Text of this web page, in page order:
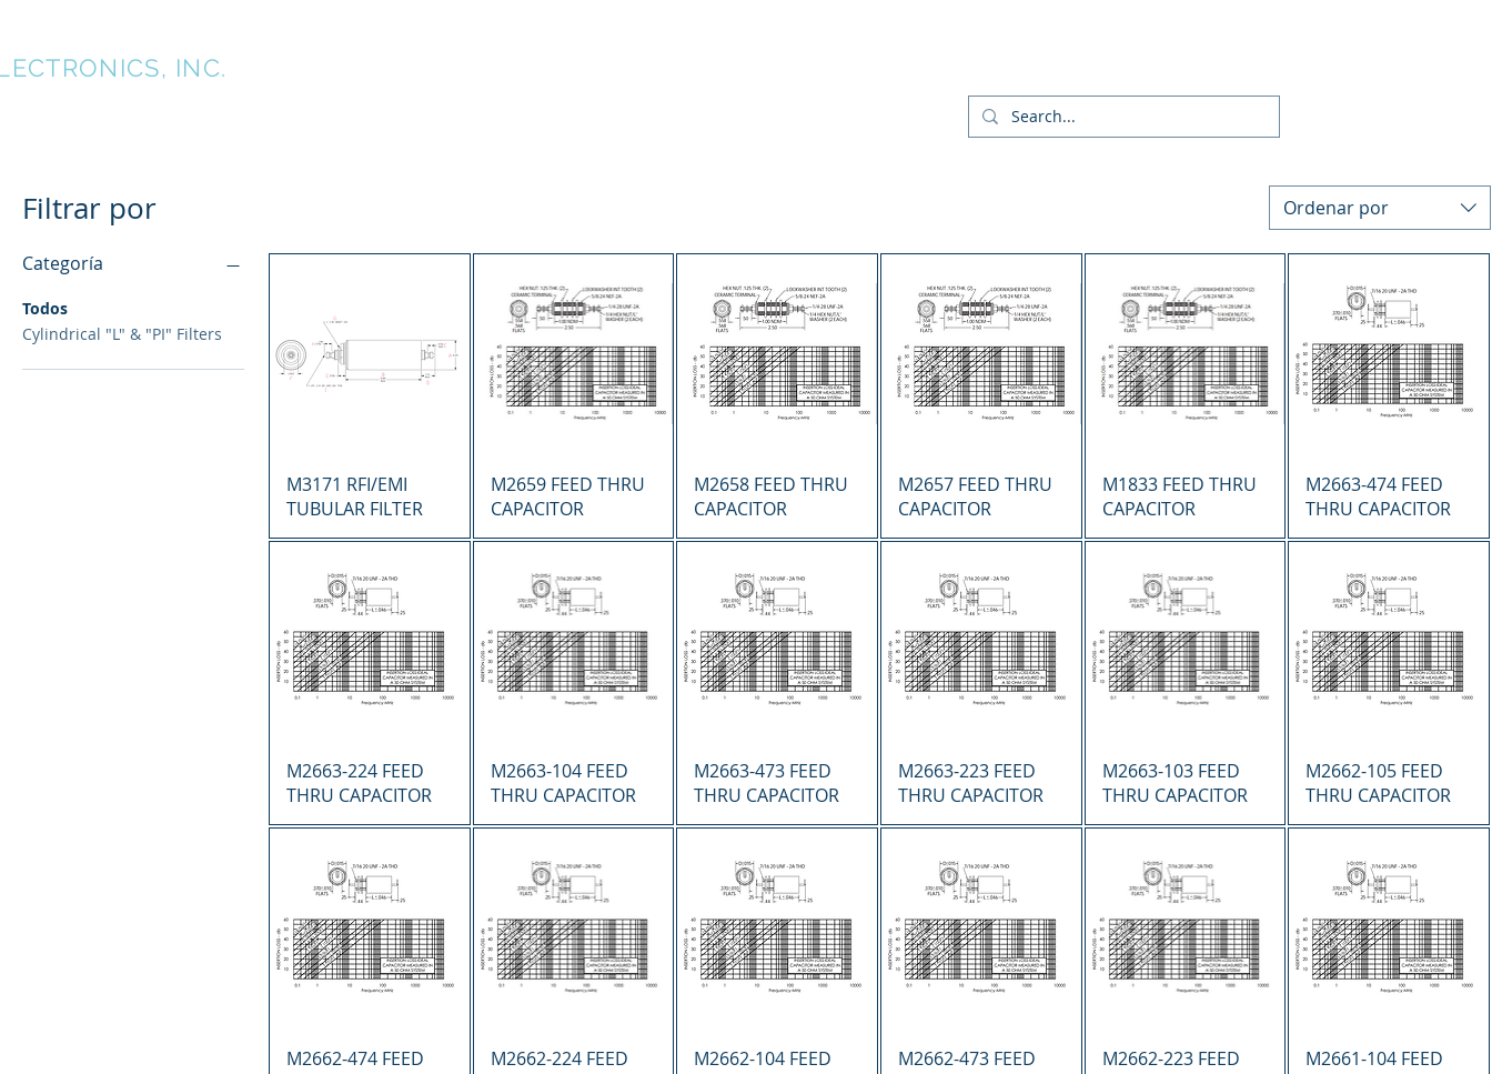
INC.
Filtrar por
Categoría
Todos
Cylindrical "L" & "PI" Filters
Ordenar por
Vista rápida
M3171 RFI/EMI
TUBULAR FILTER
Vista rápida
M2659 FEED THRU
CAPACITOR
Vista rápida
M2658 FEED THRU
CAPACITOR
Vista rápida
M2657 FEED THRU
CAPACITOR
Vista rápida
M1833 FEED THRU
CAPACITOR
Vista rápida
M2663-474 FEED
THRU CAPACITOR
Vista rápida
M2663-224 FEED
THRU CAPACITOR
Vista rápida
M2663-104 FEED
THRU CAPACITOR
Vista rápida
M2663-473 FEED
THRU CAPACITOR
Vista rápida
M2663-223 FEED
THRU CAPACITOR
Vista rápida
M2663-103 FEED
THRU CAPACITOR
Vista rápida
M2662-105 FEED
THRU CAPACITOR
Vista rápida
M2662-474 FEED
Vista rápida
M2662-224 FEED
Vista rápida
M2662-104 FEED
Vista rápida
M2662-473 FEED
Vista rápida
M2662-223 FEED
Vista rápida
M2661-104 FEED